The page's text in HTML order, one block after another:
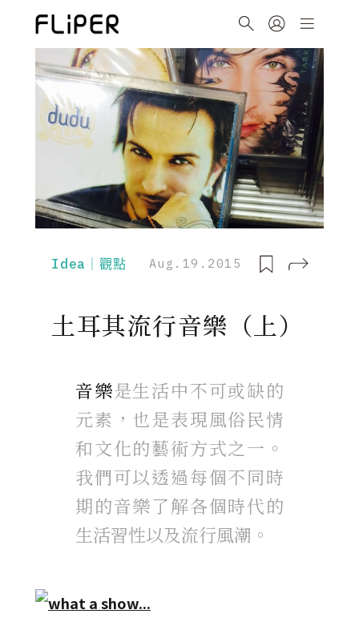
Idea｜觀點 Aug.19.2015
土耳其流行音樂（上）
音樂是生活中不可或缺的
元素，也是表現風俗民情
和文化的藝術方式之一。
我們可以透過每個不同時
期的音樂了解各個時代的
生活習性以及流行風潮。